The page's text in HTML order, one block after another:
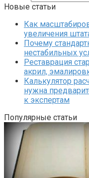
Новые статьи
Как
увеличения
Почему
нестабильных
Реставрация
акрил,
Калькулятор
нужна
к экспертам
Популярные статьи